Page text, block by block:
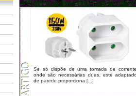
Se só dispõe de uma tomada de
onde são necessárias duas, este
de parede proporciona [...]